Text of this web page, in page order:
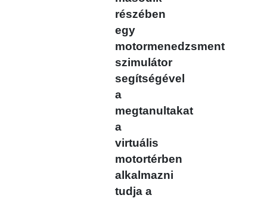
részében
egy
motormenedzsment
szimulátor
segítségével
a
megtanultakat
a
virtuális
motortérben
alkalmazni
tudja a